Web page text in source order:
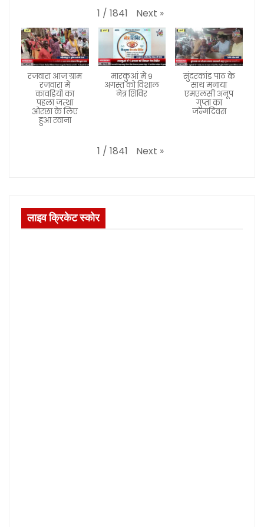
1 / 1841 Next »
रजवारा आज ग्राम
रजवारा में
कावड़ियों का
पहला जत्था
ओरछा के लिए
हुआ रवाना
मारकुआं में 9
अगस्त को विशाल
नेत्र शिविर
सुंदरकांड पाठ के
साथ मनाया
एमएलसी अनूप
गुप्ता का
जन्मदिवस
1 / 1841 Next »
लाइव क्रिकेट स्कोर